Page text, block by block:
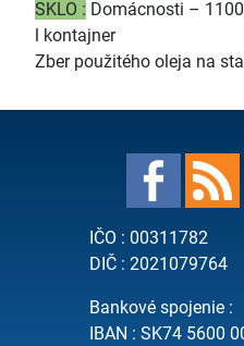
SKLO : Domácnosti –
l kontajner
Zber použitého oleja na
IČO : 00311782
DIČ : 2021079764
Bankové spojenie :
IBAN : SK74 5600